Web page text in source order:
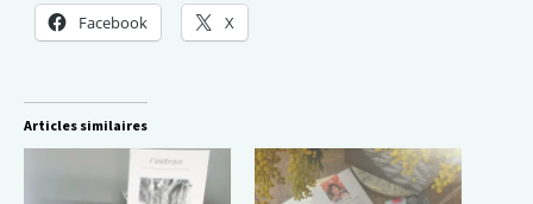
Facebook X
Articles similaires